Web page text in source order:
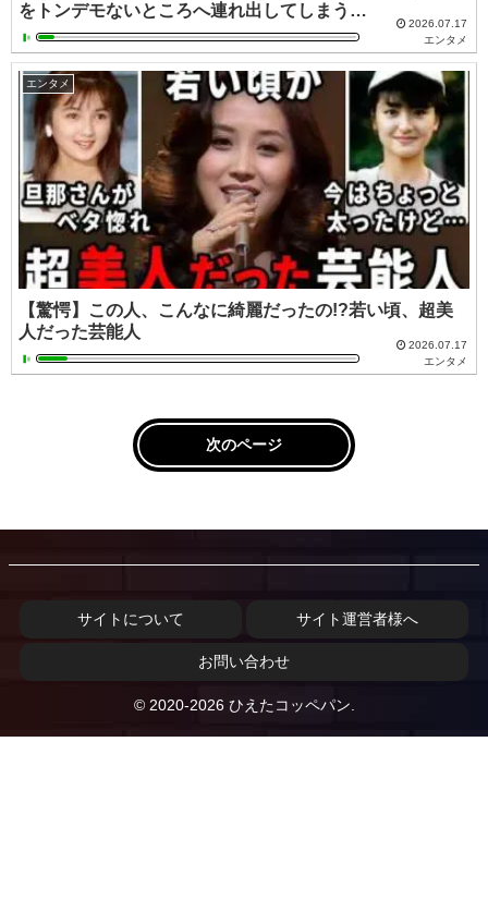
をトンデモないところへ連れ出してしまう…
2026.07.17
エンタメ
エンタメ
【驚愕】この人、こんなに綺麗だったの!?若い頃、超美
人だった芸能人
2026.07.17
エンタメ
次のページ
サイトについて サイト運営者様へ
お問い合わせ
© 2020-2026 ひえたコッペパン.